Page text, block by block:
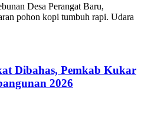
Desa Perangat Baru,
pohon kopi tumbuh rapi. Udara
Dibahas, Pemkab Kukar
2026